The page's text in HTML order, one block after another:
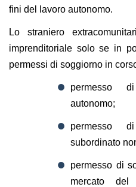
fini del lavoro autonomo.
Lo straniero
imprenditoriale solo se in
permessi di soggiorno in
permesso
autonomo;
permesso
subordinato
permesso di
mercato